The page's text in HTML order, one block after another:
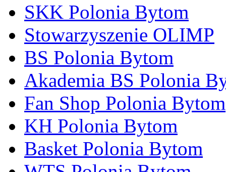
SKK Polonia Bytom
Stowarzyszenie OLIMP
BS Polonia Bytom
Akademia BS Polonia
Fan Shop Polonia Bytom
KH Polonia Bytom
Basket Polonia Bytom